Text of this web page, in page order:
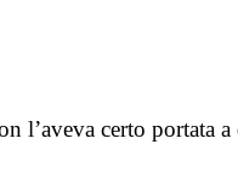
l’aveva certo portata a